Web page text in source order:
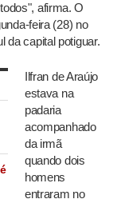
afirma. O
feira (28) no
da capital potiguar.
Ilfran de Araújo
estava na
padaria
acompanhado
da irmã
quando dois
homens
entraram no